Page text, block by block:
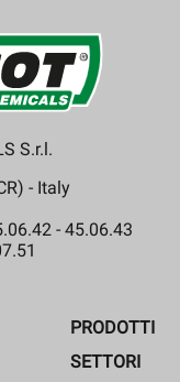
S.r.l.
- Italy
- 45.06.43
PRODOTTI
SETTORI